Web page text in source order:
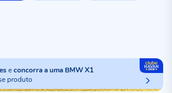
econcorra a uma BMW X1
produto